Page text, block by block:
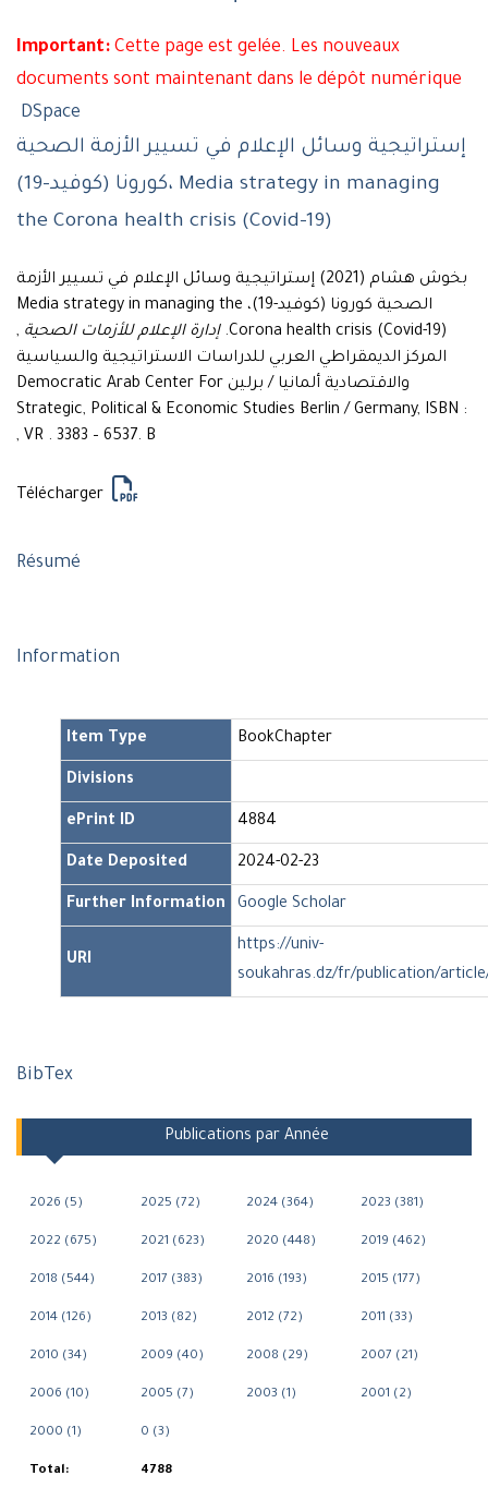
Important: Cette page est gelée. Les nouveaux
documents sont maintenant dans le dépôt numérique
DSpace
إستراتيجية وسائل الإعلام في تسيير الأزمة الصحية
كورونا (كوفيد-19)، Media strategy in managing
the Corona health crisis (Covid-19)
بخوش هشام (2021) إستراتيجية وسائل الإعلام في تسيير الأزمة
الصحية كورونا (كوفيد-19)، Media strategy in managing the
Corona health crisis (Covid-19). إدارة الإعلام للأزمات الصحية ,
المركز الديمقراطي العربي للدراسات الاستراتيجية والسياسية
والاقتصادية ألمانيا / برلين Democratic Arab Center For
Strategic, Political & Economic Studies Berlin / Germany, ISBN :
VR . 3383 – 6537. B ,
Télécharger
Résumé
Information
Item Type BookChapter
Divisions
ePrint ID 4884
Date Deposited 2024-02-23
Further Information Google Scholar
URI
https://univ-
soukahras.dz/fr/publication/
BibTex
Publications par Année
2026 (5) 2025 (72) 2024 (364) 2023 (381)
2022 (675) 2021 (623) 2020 (448) 2019 (462)
2018 (544) 2017 (383) 2016 (193) 2015 (177)
2014 (126) 2013 (82) 2012 (72) 2011 (33)
2010 (34) 2009 (40) 2008 (29) 2007 (21)
2006 (10) 2005 (7) 2003 (1) 2001 (2)
2000 (1) 0 (3)
Total: 4788